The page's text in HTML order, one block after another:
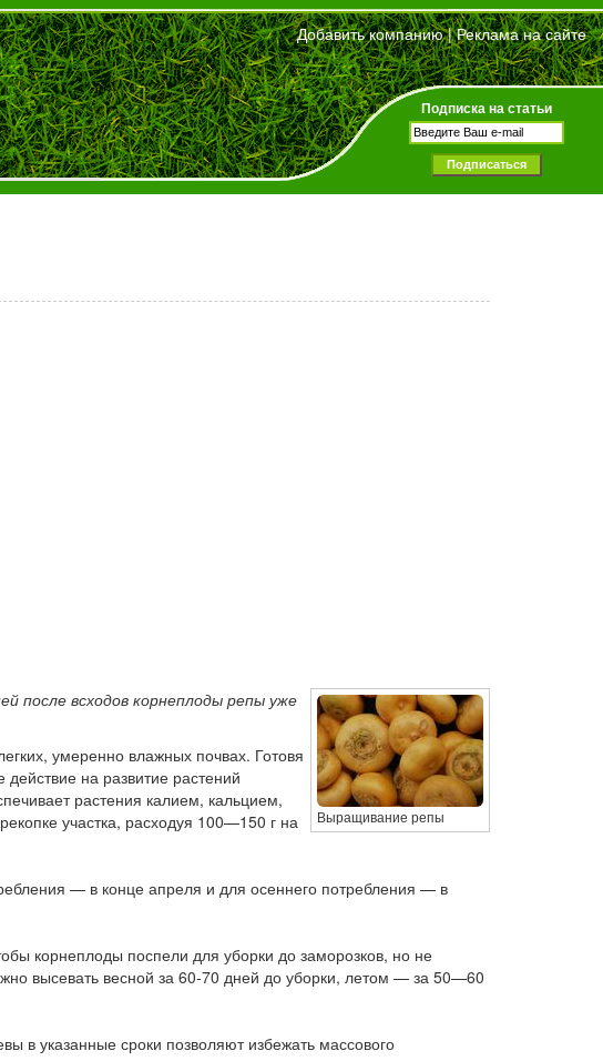
Добавить компанию|Реклама на сайте
Подписка на статьи
Выращивание репы
после всходов корнеплоды репы уже
умеренно влажных почвах. Готовя
на развитие растений
растения калием, кальцием,
участка, расходуя 100—150 г на
— в конце апреля и для осеннего потребления — в
корнеплоды поспели для уборки до заморозков, но не
высевать весной за 60-70 дней до уборки, летом — за 50—60
в указанные сроки позволяют избежать массового